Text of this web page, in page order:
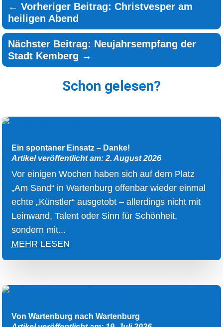
←Vorheriger Beitrag: Christvesper am
heiligen Abend
Nächster Beitrag: Neujahrsempfang der
Stadt Kemberg →
Schon gelesen?
Ein spontaner Einsatz – Danke!
Artikel veröffentlicht am: 2. August 2026
Vor einigen Wochen haben sich auf dem Platz
„Am Sand“ in Wartenburg offenbar wieder einmal
echte „Künstler“ ausgetobt – allerdings nicht mit
Leinwand, Talent oder Sinn für Schönheit,
sondern mit...
MEHR LESEN
Von Wartenburg nach Wartenburg